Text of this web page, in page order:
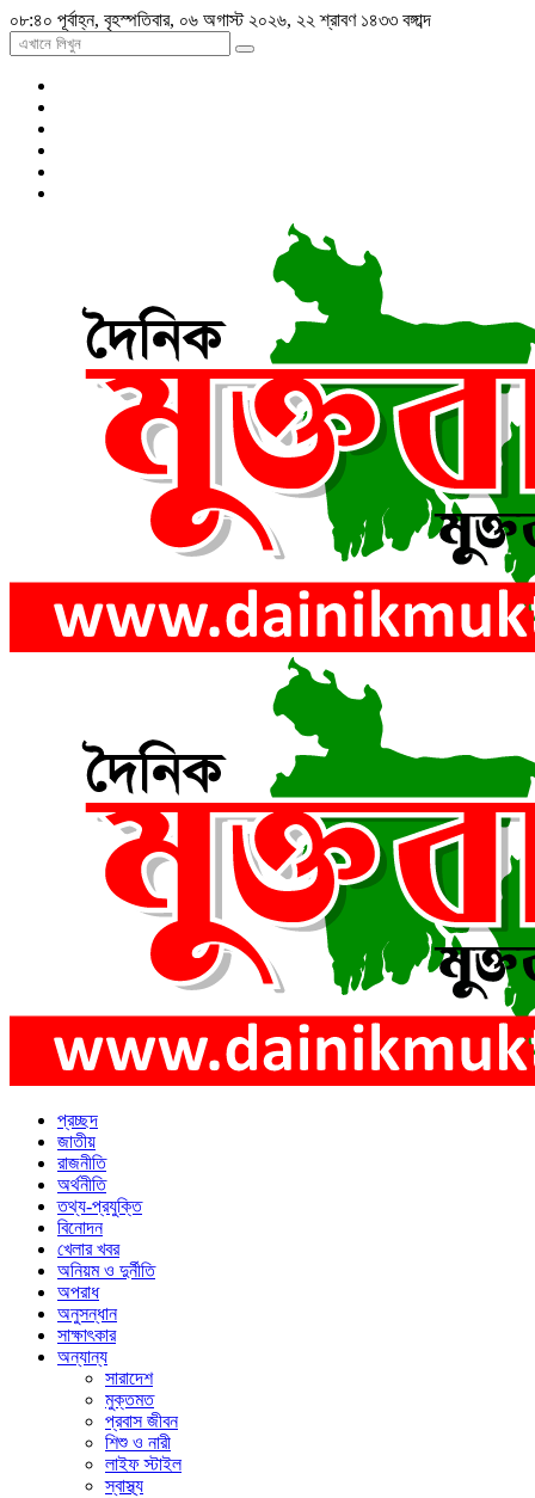
০৮:৪০ পূর্বাহ্ন, বৃহস্পতিবার, ০৬ অগাস্ট ২০২৬, ২২ শ্রাবণ ১৪৩৩ বঙ্গাব্দ
প্রচ্ছদ
জাতীয়
রাজনীতি
অর্থনীতি
তথ্য-প্রযুক্তি
বিনোদন
খেলার খবর
অনিয়ম ও দুর্নীতি
অপরাধ
অনুসন্ধান
সাক্ষাৎকার
অন্যান্য
সারাদেশ
মুক্তমত
প্রবাস জীবন
শিশু ও নারী
লাইফ স্টাইল
স্বাস্থ্য